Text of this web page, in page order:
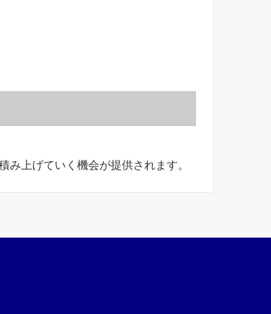
上げていく機会が提供されます。